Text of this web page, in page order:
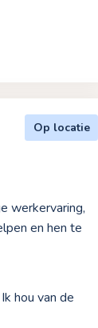
Op locatie
werkervaring,
en hen te
hou van de